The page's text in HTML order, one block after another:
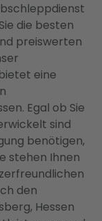
die besten
preiswerten
eine
Egal ob Sie
sind
benötigen,
stehen Ihnen
den
Hessen